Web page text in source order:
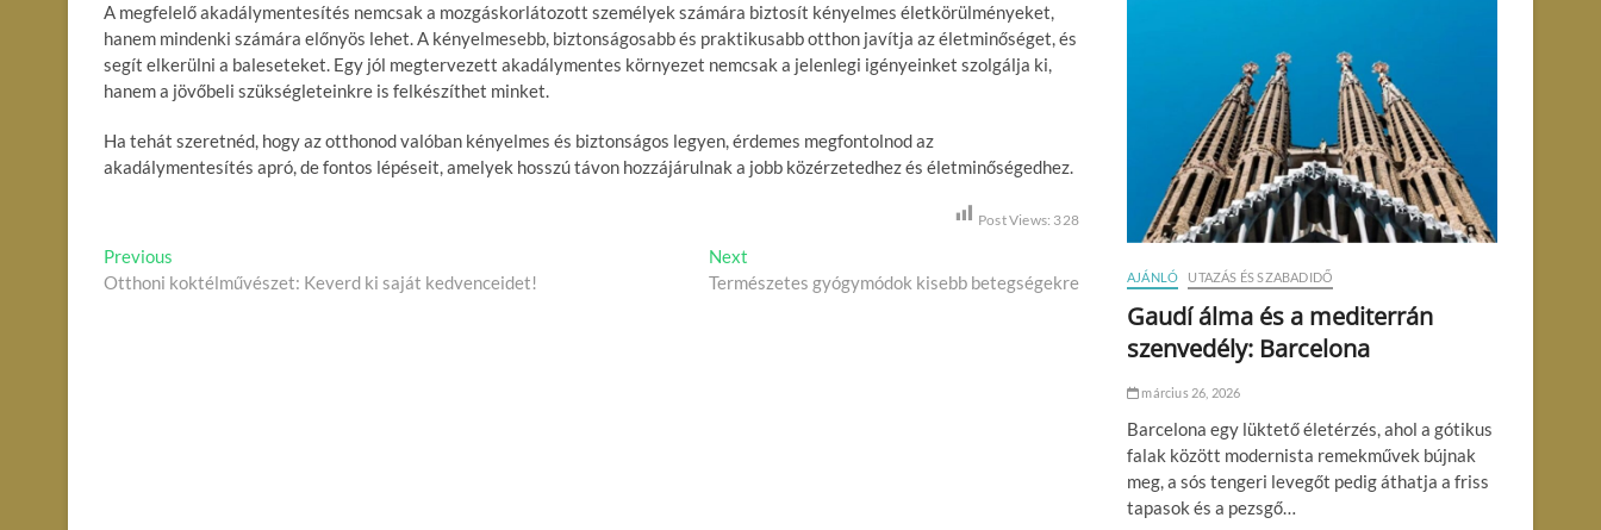
A megfelelő akadálymentesítés nemcsak a mozgáskorlátozott személyek számára biztosít kényelmes életkörülményeket,
hanem mindenki számára előnyös lehet. A kényelmesebb, biztonságosabb és praktikusabb otthon javítja az életminőséget, és
segít elkerülni a baleseteket. Egy jól megtervezett akadálymentes környezet nemcsak a jelenlegi igényeinket szolgálja ki,
hanem a jövőbeli szükségleteinkre is felkészíthet minket.
Ha tehát szeretnéd, hogy az otthonod valóban kényelmes és biztonságos legyen, érdemes megfontolnod az
akadálymentesítés apró, de fontos lépéseit, amelyek hosszú távon hozzájárulnak a jobb közérzetedhez és életminőségedhez.
Post Views: 328
B
e
Previous
r
Otthoni koktélművészet: Keverd ki saját kedvenceidet!
Next
e
Természetes gyógymódok kisebb betegségekre AJÁNLÓ UTAZÁS ÉS SZABADIDŐ
Gaudí álma és a mediterrán
szenvedély: Barcelona
március 26, 2026
Barcelona egy lüktető életérzés, ahol a gótikus
falak között modernista remekművek bújnak
meg, a sós tengeri levegőt pedig áthatja a friss
tapasok és a pezsgő…